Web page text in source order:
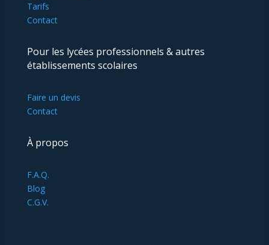
Tarifs
Contact
Pour les lycées professionnels & autres
établissements scolaires
Faire un devis
Contact
À propos
F.A.Q.
Blog
C.G.V.